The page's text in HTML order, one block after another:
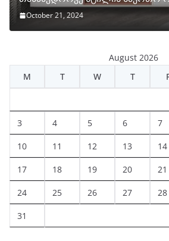
October 21, 2024
August 2026
M
T W T
3 4 5 6 7
10 11 12 13 14
17 18 19 20 21
24 25 26 27 28
31